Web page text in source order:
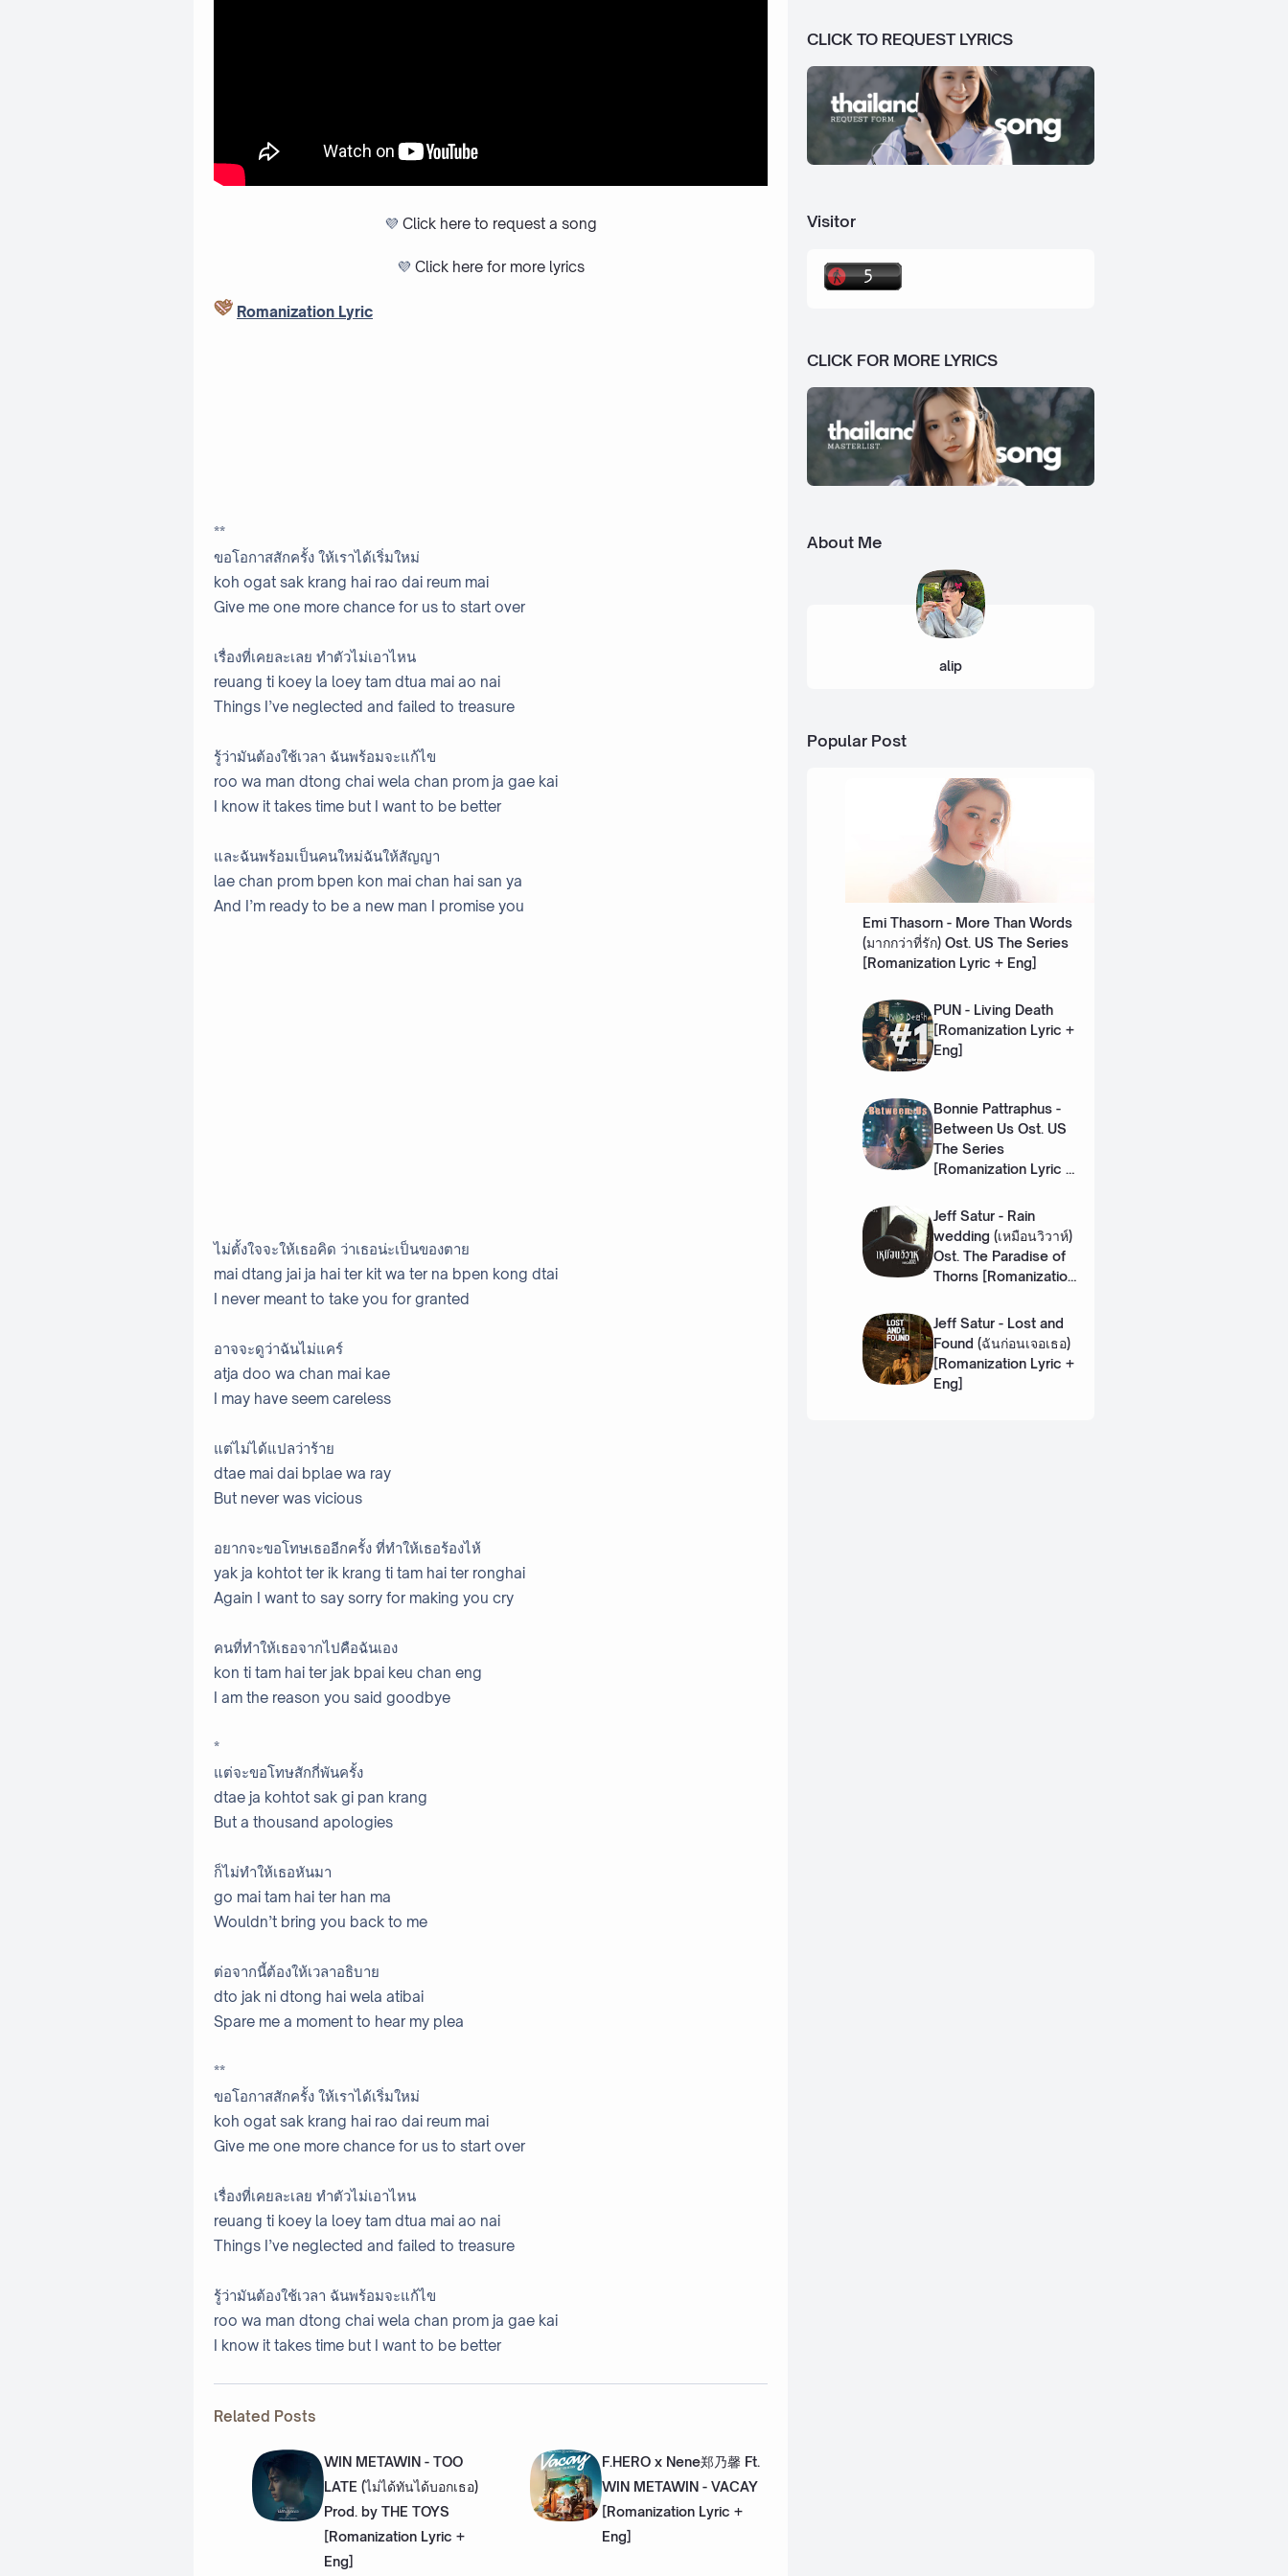
💜 Click here to request a song
💜 Click here for more lyrics
Romanization Lyric
**
ขอโอกาสสักครั้ง ให้เราได้เริ่มใหม่
koh ogat sak krang hai rao dai reum mai
Give me one more chance for us to start over
เรื่องที่เคยละเลย ทำตัวไม่เอาไหน
reuang ti koey la loey tam dtua mai ao nai
Things I’ve neglected and failed to treasure
รู้ว่ามันต้องใช้เวลา ฉันพร้อมจะแก้ไข
roo wa man dtong chai wela chan prom ja gae kai
I know it takes time but I want to be better
และฉันพร้อมเป็นคนใหม่ฉันให้สัญญา
lae chan prom bpen kon mai chan hai san ya
And I’m ready to be a new man I promise you
ไม่ตั้งใจจะให้เธอคิด ว่าเธอน่ะเป็นของตาย
mai dtang jai ja hai ter kit wa ter na bpen kong dtai
I never meant to take you for granted
อาจจะดูว่าฉันไม่แคร์
atja doo wa chan mai kae
I may have seem careless
แต่ไม่ได้แปลว่าร้าย
dtae mai dai bplae wa ray
But never was vicious
อยากจะขอโทษเธออีกครั้ง ที่ทำให้เธอร้องไห้
yak ja kohtot ter ik krang ti tam hai ter ronghai
Again I want to say sorry for making you cry
คนที่ทำให้เธอจากไปคือฉันเอง
kon ti tam hai ter jak bpai keu chan eng
I am the reason you said goodbye
*
แต่จะขอโทษสักกี่พันครั้ง
dtae ja kohtot sak gi pan krang
But a thousand apologies
ก็ไม่ทำให้เธอหันมา
go mai tam hai ter han ma
Wouldn’t bring you back to me
ต่อจากนี้ต้องให้เวลาอธิบาย
dto jak ni dtong hai wela atibai
Spare me a moment to hear my plea
**
ขอโอกาสสักครั้ง ให้เราได้เริ่มใหม่
koh ogat sak krang hai rao dai reum mai
Give me one more chance for us to start over
เรื่องที่เคยละเลย ทำตัวไม่เอาไหน
reuang ti koey la loey tam dtua mai ao nai
Things I’ve neglected and failed to treasure
รู้ว่ามันต้องใช้เวลา ฉันพร้อมจะแก้ไข
roo wa man dtong chai wela chan prom ja gae kai
I know it takes time but I want to be better
Related Posts
WIN METAWIN - TOO
LATE (ไม่ได้ทันได้บอกเธอ)
Prod. by THE TOYS
[Romanization Lyric +
Eng]
F.HERO x Nene郑乃馨 Ft.
WIN METAWIN - VACAY
[Romanization Lyric +
Eng]
CLICK TO REQUEST LYRICS
Visitor
CLICK FOR MORE LYRICS
About Me
alip
Popular Post
Emi Thasorn - More Than Words
(มากกว่าที่รัก) Ost. US The Series
[Romanization Lyric + Eng]
PUN - Living Death
[Romanization Lyric +
Eng]
Bonnie Pattraphus -
Between Us Ost. US
The Series
[Romanization Lyric +
Jeff Satur - Rain
wedding (เหมือนวิวาห์)
Ost. The Paradise of
Thorns [Romanization
Jeff Satur - Lost and
Found (ฉันก่อนเจอเธอ)
[Romanization Lyric +
Eng]